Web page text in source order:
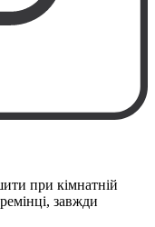
при кімнатній
завжди